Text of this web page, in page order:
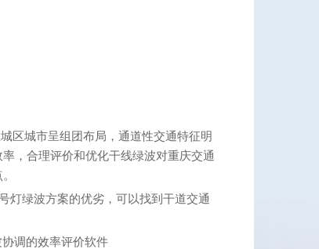
区城市呈组团布局，通道性交通特征明
，合理评价和优化干线绿波对重庆交通
灯绿波方案的优劣，可以找到干道交通
调的效率评价软件